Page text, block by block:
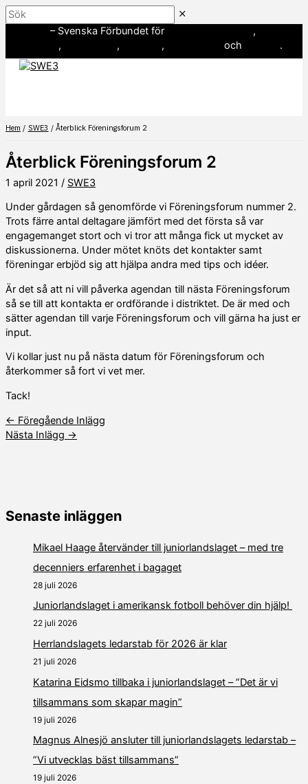
Hoppa
till
Sök
– Svenska Förbundet för
,
, , , och .
Hem SWE3 Återblick Föreningsforum 2
Återblick Föreningsforum 2
1 april 2021 / SWE3
Under gårdagen så genomförde vi Föreningsforum nummer 2.
Trots färre antal deltagare jämfört med det första så var
engagemanget stort och vi tror att många fick ut mycket av
diskussionerna. Under mötet knöts det kontakter samt
föreningar erbjöd sig att hjälpa andra med tips och idéer.
Är det så att ni vill påverka agendan till nästa Föreningsforum
så se till att kontakta er ordförande i distriktet. De är med och
sätter agendan till varje Föreningsforum och vill gärna ha just er
input.
Vi kollar just nu på nästa datum för Föreningsforum och
återkommer så fort vi vet mer.
Tack!
← Föregående Inlägg
Nästa Inlägg →
Senaste inläggen
Mikael Haage återvänder till juniorlandslaget – med tre
decenniers erfarenhet i bagaget
28 juli 2026
Juniorlandslaget i amerikansk fotboll behöver din hjälp!
22 juli 2026
Herrlandslagets ledarstab för 2026 är klar
21 juli 2026
Katarina Eidsmo tillbaka i juniorlandslaget – ”Det är vi
tillsammans som skapar magin”
19 juli 2026
Magnus Alnesjö ansluter till juniorlandslagets ledarstab –
”Vi utvecklas bäst tillsammans”
19 juli 2026